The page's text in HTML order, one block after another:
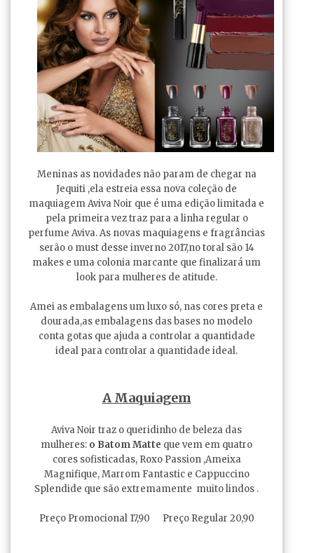
Meninas as novidades não param de chegar na
Jequiti ,ela estreia essa nova coleção de
maquiagem Aviva Noir que é uma edição limitada e
pela primeira vez traz para a linha regular o
perfume Aviva. As novas maquiagens e fragrâncias
serão o must desse inverno 2017,no toral são 14
makes e uma colonia marcante que finalizará um
look para mulheres de atitude.
Amei as embalagens um luxo só, nas cores preta e
dourada,as embalagens das bases no modelo
conta gotas que ajuda a controlar a quantidade
ideal para controlar a quantidade ideal.
A Maquiagem
Aviva Noir traz o queridinho de beleza das
mulheres: o Batom Matte que vem em quatro
cores sofisticadas, Roxo Passion ,Ameixa
Magnifique, Marrom Fantastic e Cappuccino
Splendide que são extremamente muito lindos .
Preço Promocional 17,90 Preço Regular 20,90